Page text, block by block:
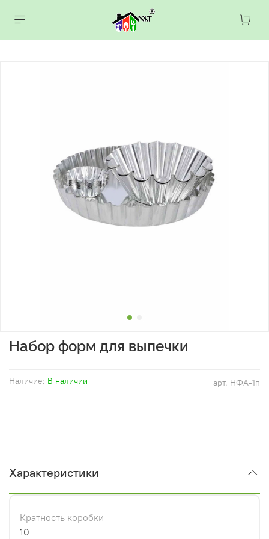
арт. НФА-1п
Наличие: В наличии
Набор форм для выпечки
Характеристики
Кратность коробки
10